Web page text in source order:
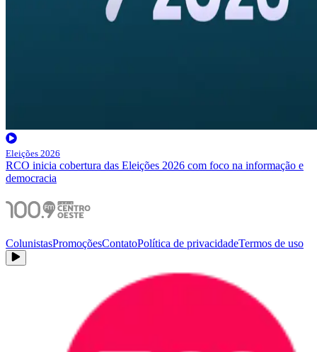
Eleições 2026
RCO inicia cobertura das Eleições 2026 com foco na informação e
democracia
ColunistasPromoçõesContatoPolítica de privacidadeTermos de uso